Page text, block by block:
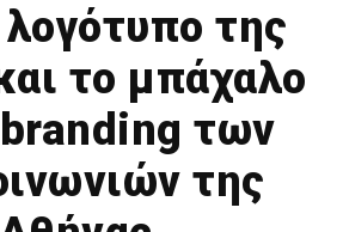
της
το μπάχαλο
των
της